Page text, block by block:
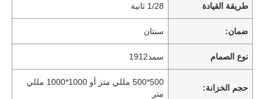
طريقة القيادة 1/28 ثانية
ضمان: سنتان
نوع الصمام سمد1912
حجم الخزانة:
500*500 مللي متر أو 1000*1000 مللي
متر